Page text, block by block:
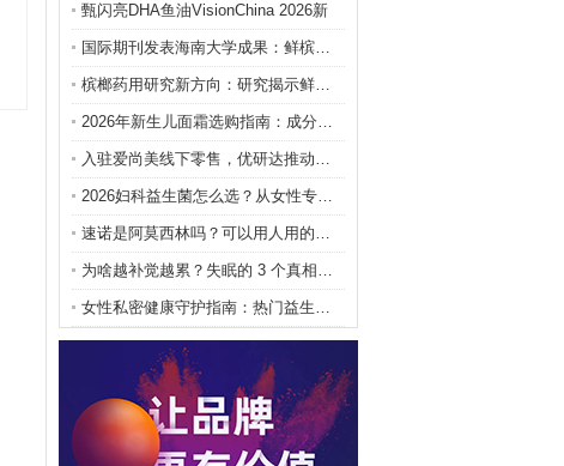
甄闪亮DHA鱼油VisionChina 2026新
国际期刊发表海南大学成果：鲜槟榔活性多糖展现肠道保
槟榔药用研究新方向：研究揭示鲜槟榔活性多糖可干预肠
2026年新生儿面霜选购指南：成分、安全、品牌三维
入驻爱尚美线下零售，优研达推动问题肌管理迈向全域时
2026妇科益生菌怎么选？从女性专向菌株到活菌量解
速诺是阿莫西林吗？可以用人用的代替吗？
为啥越补觉越累？失眠的 3 个真相，很多人第一个就
女性私密健康守护指南：热门益生菌女性推荐品牌甄选与